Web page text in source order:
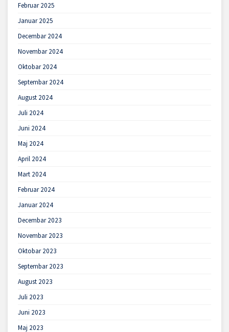
Februar 2025
Januar 2025
Decembar 2024
Novembar 2024
Oktobar 2024
Septembar 2024
August 2024
Juli 2024
Juni 2024
Maj 2024
April 2024
Mart 2024
Februar 2024
Januar 2024
Decembar 2023
Novembar 2023
Oktobar 2023
Septembar 2023
August 2023
Juli 2023
Juni 2023
Maj 2023